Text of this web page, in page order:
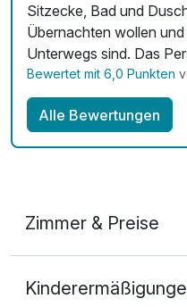
Sitzecke, Bad und
Übernachten wollen
Unterwegs sind. Das
und hilfsbereit.
nicht in Anspruch
der Umgebung waren
waren Karten für das
unserer Zeit stattfinden
Bewertet mit 6,0 Punkten
Alle Bewertungen
Zimmer & Preise
2 Erwachsene